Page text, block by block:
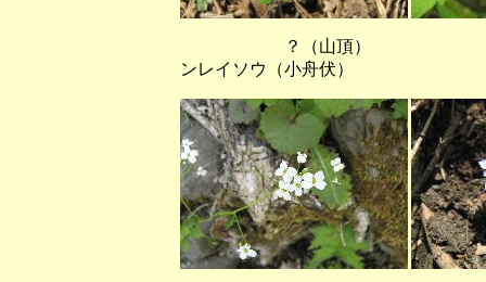
？（山頂） ハル
ンレイソウ（小舟伏）